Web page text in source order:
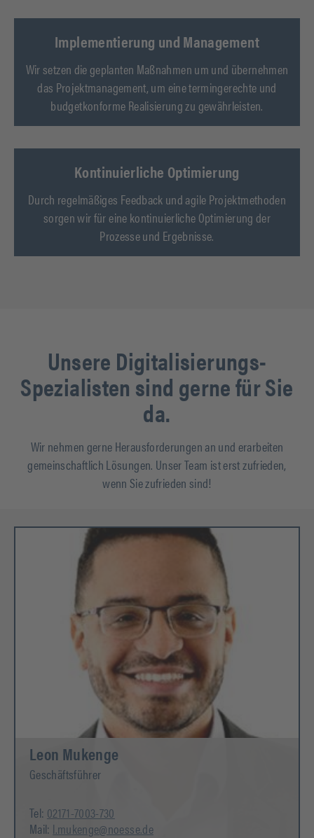
Implementierung und Management
Wir setzen die geplanten Maßnahmen um und übernehmen
das Projektmanagement, um eine termingerechte und
budgetkonforme Realisierung zu gewährleisten.
Kontinuierliche Optimierung
Durch regelmäßiges Feedback und agile Projektmethoden
sorgen wir für eine kontinuierliche Optimierung der
Prozesse und Ergebnisse.
Unsere Digitalisierungs-
Spezialisten sind gerne für Sie
da.
Wir nehmen gerne Herausforderungen an und erarbeiten
gemeinschaftlich Lösungen. Unser Team ist erst zufrieden,
wenn Sie zufrieden sind!
Leon Mukenge
Geschäftsführer
Tel: 02171-7003-730
Mail: l.mukenge@noesse.de